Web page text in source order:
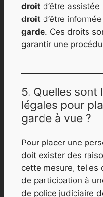
droit d’être assistée
droit d’être
garde. Ces droits
garantir une
5. Quelles sont
légales pour
garde à vue ?
Pour placer une
doit exister des
cette mesure, telles
de participation à
de police judiciaire